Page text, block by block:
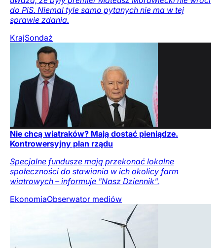
do PiS. Niemal tyle samo pytanych nie ma w tej
sprawie zdania.
KrajSondaż
Nie chcą wiatraków? Mają dostać pieniądze.
Kontrowersyjny plan rządu
Specjalne fundusze mają przekonać lokalne
społeczności do stawiania w ich okolicy farm
wiatrowych – informuje "Nasz Dziennik".
EkonomiaObserwator mediów